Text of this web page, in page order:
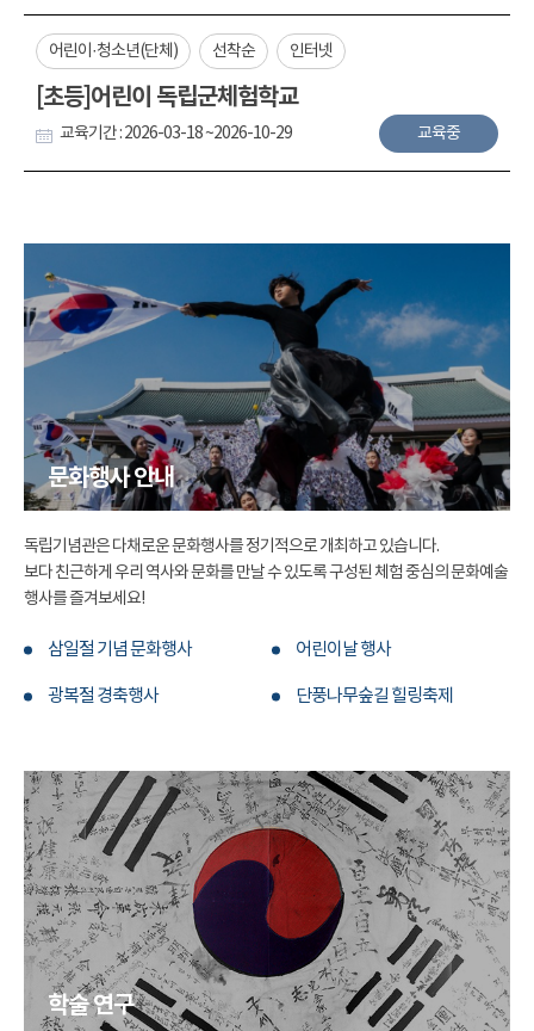
어린이·청소년(단체) 선착순 인터넷
[초등]어린이 독립군체험학교
교육기간 : 2026-03-18 ~2026-10-29 교육중
문화행사 안내
독립기념관은 다채로운 문화행사를 정기적으로 개최하고 있습니다.
보다 친근하게 우리 역사와 문화를 만날 수 있도록 구성된 체험 중심의 문화예술
행사를 즐겨보세요!
삼일절 기념 문화행사 어린이날 행사
광복절 경축행사 단풍나무숲길 힐링축제
학술 연구